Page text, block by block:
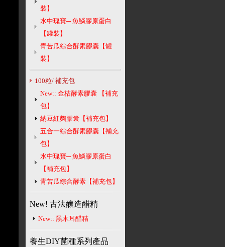
裝】
水中瑰寶─ 魚鱗膠原蛋白
【罐裝】
青苦瓜綜合酵素膠囊【罐
裝】
100粒/ 補充包
New:: 金桔酵素膠囊 【補充
包】
納豆紅麴膠囊【補充包】
五合一綜合酵素膠囊【補充
包】
水中瑰寶─ 魚鱗膠原蛋白
【補充包】
青苦瓜綜合酵素【補充包】
New! 古法釀造醋精
New:: 黑木耳醋精
養生DIY菌種系列產品